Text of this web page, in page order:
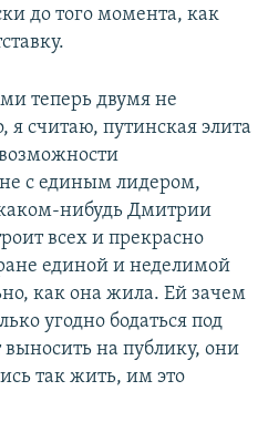
до того момента, как
теперь двумя не
я считаю, путинская элита
с единым лидером,
нибудь Дмитрии
всех и прекрасно
единой и неделимой
как она жила. Ей зачем
угодно бодаться под
на публику, они
так жить, им это